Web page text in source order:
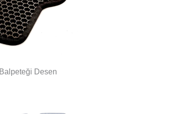
Balpeteği Desen